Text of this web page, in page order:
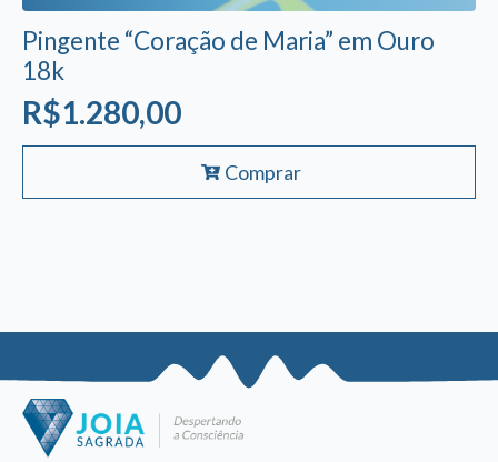
Pingente “Coração de Maria” em Ouro
18k
R$1.280,00
Comprar